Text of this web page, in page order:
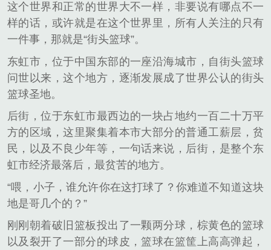
这个世界和正常的世界大不一样，非要说有哪点不一
样的话，或许就是在这个世界里，所有人关注的只有
一件事，那就是“街头篮球”。
东虹市，位于中国东部的一座沿海城市，自街头篮球
问世以来，这个地方，逐渐发展成了世界公认的街头
篮球圣地。
后街，位于东虹市最西边的一块占地约一百二十万平
方的区域，这里聚集着本市大部分的普通工薪层，贫
民，以及不良少年等，一句话来说，后街，是整个东
虹市经济最落后，最贫苦的地方。
“喂，小子，谁允许你在这打球了？你难道不知道这块
地是哥几个的？”
刚刚朝着破旧篮板投出了一颗两分球，棕黄色的篮球
以及裂开了一部分的球皮，篮球在篮筐上高高弹起，